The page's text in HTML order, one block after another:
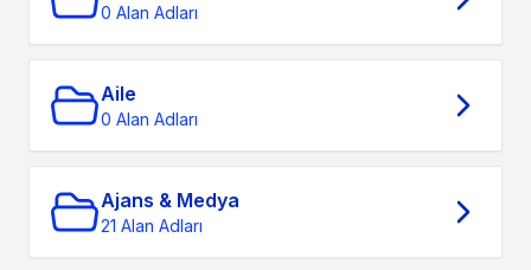
0 Alan Adları
Aile
0 Alan Adları
Ajans & Medya
21 Alan Adları